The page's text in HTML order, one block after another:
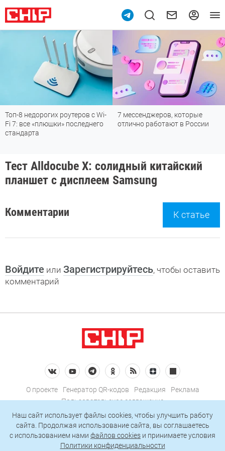
Топ-8 недорогих роутеров с Wi-
Fi 7: все «плюшки» последнего
стандарта
7 мессенджеров, которые
отлично работают в России
Тест Alldocube X: солидный китайский
планшет с дисплеем Samsung
Комментарии К статье
Войдите или Зарегистрируйтесь, чтобы оставить
комментарий
О проекте Генератор QR-кодов Редакция
Реклама
Пользовательское соглашение
Политика конфиденциальности
Подписаться на рассылку
Наш сайт использует файлы cookies, чтобы улучшить работу
сайта. Продолжая использование сайта, вы соглашаетесь
c использованием нами файлов cookies и принимаете условия
Политики конфиденциальности